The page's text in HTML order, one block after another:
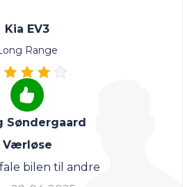
Kia EV3
Range
Søndergaard
Værløse
bilen til andre